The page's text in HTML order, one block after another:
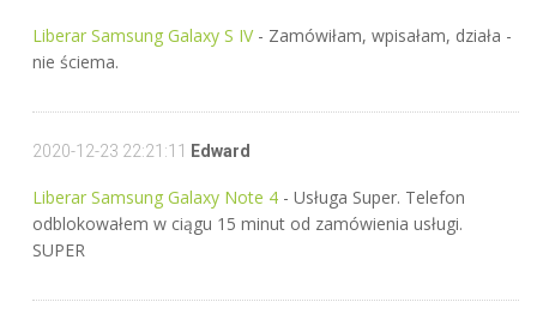
Liberar Samsung Galaxy S IV- Zamówiłam, wpisałam, działa -
nie ściema.
2020-12-23 22:21:11 Edward
Liberar Samsung Galaxy Note 4 - Usługa Super. Telefon
odblokowałem w ciągu 15 minut od zamówienia usługi.
SUPER